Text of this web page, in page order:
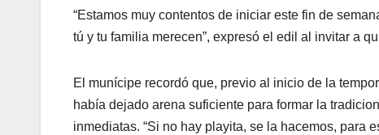
“Estamos muy contentos de iniciar este fin de
tú y tu familia merecen”, expresó el edil al invitar a
El munícipe recordó que, previo al inicio de la
había dejado arena suficiente para formar la
inmediatas. “Si no hay playita, se la hacemos, para